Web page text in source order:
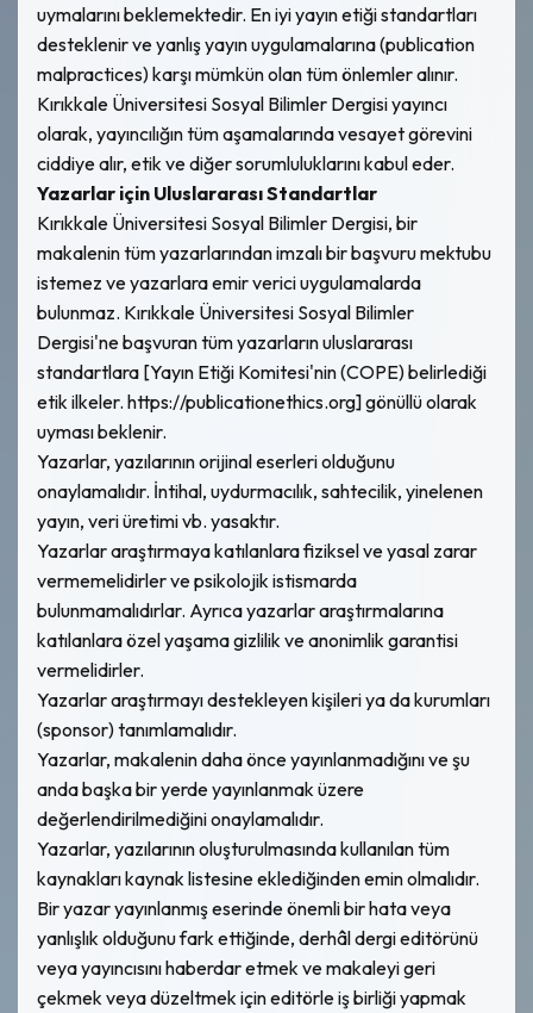
uymalarını beklemektedir. En iyi yayın etiği standartları
desteklenir ve yanlış yayın uygulamalarına (publication
malpractices) karşı mümkün olan tüm önlemler alınır.
Kırıkkale Üniversitesi Sosyal Bilimler Dergisi yayıncı
olarak, yayıncılığın tüm aşamalarında vesayet görevini
ciddiye alır, etik ve diğer sorumluluklarını kabul eder.
Yazarlar için Uluslararası Standartlar
Kırıkkale Üniversitesi Sosyal Bilimler Dergisi, bir
makalenin tüm yazarlarından imzalı bir başvuru mektubu
istemez ve yazarlara emir verici uygulamalarda
bulunmaz. Kırıkkale Üniversitesi Sosyal Bilimler
Dergisi'ne başvuran tüm yazarların uluslararası
standartlara [Yayın Etiği Komitesi'nin (COPE) belirlediği
etik ilkeler. https://publicationethics.org] gönüllü olarak
uyması beklenir.
Yazarlar, yazılarının orijinal eserleri olduğunu
onaylamalıdır. İntihal, uydurmacılık, sahtecilik, yinelenen
yayın, veri üretimi vb. yasaktır.
Yazarlar araştırmaya katılanlara fiziksel ve yasal zarar
vermemelidirler ve psikolojik istismarda
bulunmamalıdırlar. Ayrıca yazarlar araştırmalarına
katılanlara özel yaşama gizlilik ve anonimlik garantisi
vermelidirler.
Yazarlar araştırmayı destekleyen kişileri ya da kurumları
(sponsor) tanımlamalıdır.
Yazarlar, makalenin daha önce yayınlanmadığını ve şu
anda başka bir yerde yayınlanmak üzere
değerlendirilmediğini onaylamalıdır.
Yazarlar, yazılarının oluşturulmasında kullanılan tüm
kaynakları kaynak listesine eklediğinden emin olmalıdır.
Bir yazar yayınlanmış eserinde önemli bir hata veya
yanlışlık olduğunu fark ettiğinde, derhâl dergi editörünü
veya yayıncısını haberdar etmek ve makaleyi geri
çekmek veya düzeltmek için editörle iş birliği yapmak